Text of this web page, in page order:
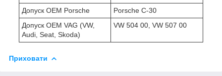
Допуск OEM Porsche
Porsche C-30
Допуск OEM VAG (VW,
Audi, Seat, Skoda)
VW 504 00, VW 507 00
Приховати